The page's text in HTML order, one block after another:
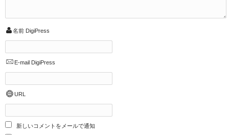
名前 DigiPress
E-mail DigiPress
URL
新しいコメントをメールで通知